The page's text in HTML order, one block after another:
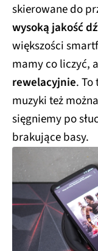
skierowane do
wysoką jakość
większości
mamy co liczyć,
rewelacyjnie. To
muzyki też
sięgniemy po
brakujące basy.